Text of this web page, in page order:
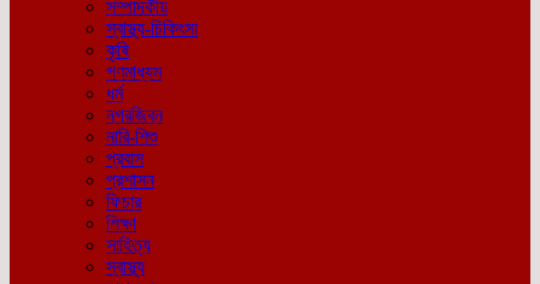
সম্পাদকীয়
স্বাস্থ্য-চিকিৎসা
কৃষি
গণমাধ্যম
ধর্ম
নগরজিবন
নারি-শিশু
প্রবাস
প্রশাসন
ফিচার
শিক্ষা
সাহিত্য
স্বাস্থ্য